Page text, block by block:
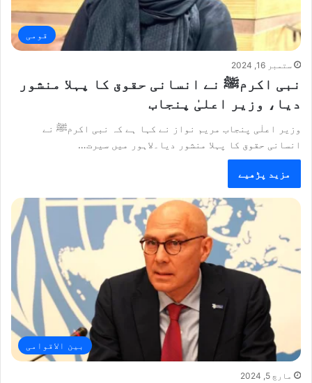
قومی
ستمبر 16, 2024
نبی اکرمﷺ نے انسانی حقوق کا پہلا منشور
دیا، وزیر اعلیٰ پنجاب
وزیر اعلٰی پنجاب مریم نواز نے کہا ہے کہ نبی اکرمﷺ نے
انسانی حقوق کا پہلا منشور دیا۔لاہور میں سیرت…
مزید پڑھیے
بین الاقوامی
مارچ 5, 2024